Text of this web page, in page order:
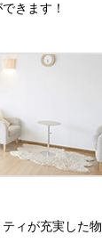
きます！
ィが充実した物